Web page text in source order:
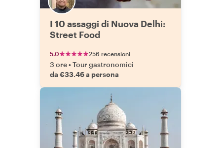
I 10 assaggi di Nuova Delhi:
Street Food
5.0 256 recensioni
3 ore•Tour gastronomici
da €33.46 a persona